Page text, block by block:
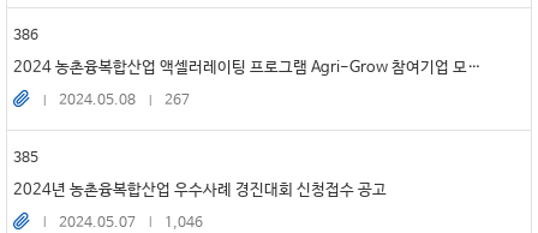
386
2024 농촌융복합산업 액셀러레이팅 프로그램 Agri-Grow 참여기업 모집 공고
2024.05.08
267
385
2024년 농촌융복합산업 우수사례 경진대회 신청접수 공고
2024.05.07
1,046